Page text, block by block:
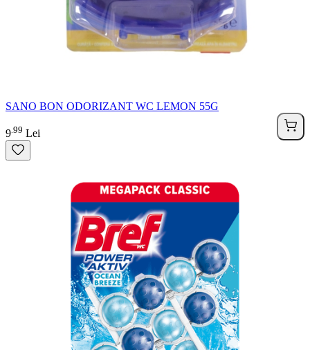
SANO BON ODORIZANT WC LEMON 55G
9 99 Lei